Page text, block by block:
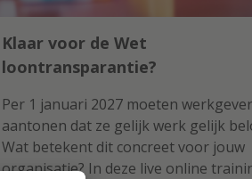
Klaar voor de Wet
loontransparantie?
Per 1 januari 2027 moeten
aantonen dat ze gelijk werk gelijk
Wat betekent dit concreet voor jouw
organisatie? In deze live online